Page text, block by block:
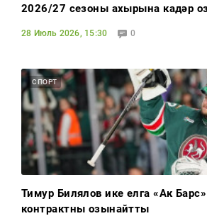
2026/27 сезоны ахырына кадәр
28 Июль 2026, 15:30 0
СПОРТ
Тимур Билялов ике елга «Ак
контрактны озынайтты